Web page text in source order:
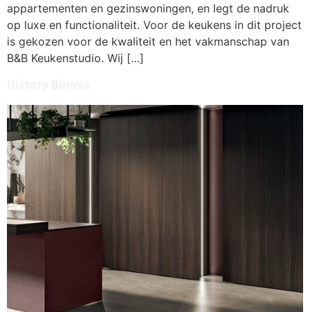
appartementen en gezinswoningen, en legt de nadruk
op luxe en functionaliteit. Voor de keukens in dit project
is gekozen voor de kwaliteit en het vakmanschap van
B&B Keukenstudio. Wij […]